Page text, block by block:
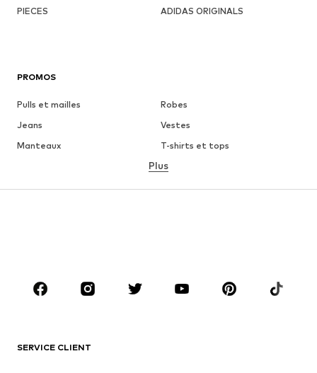
PIECES
ADIDAS ORIGINALS
PROMOS
Pulls et mailles
Robes
Jeans
Vestes
Manteaux
T-shirts et tops
Lingerie
Jupes
Blouses et tuniques
Accessoires
Premium
Nouveautés
Plus
SERVICE CLIENT